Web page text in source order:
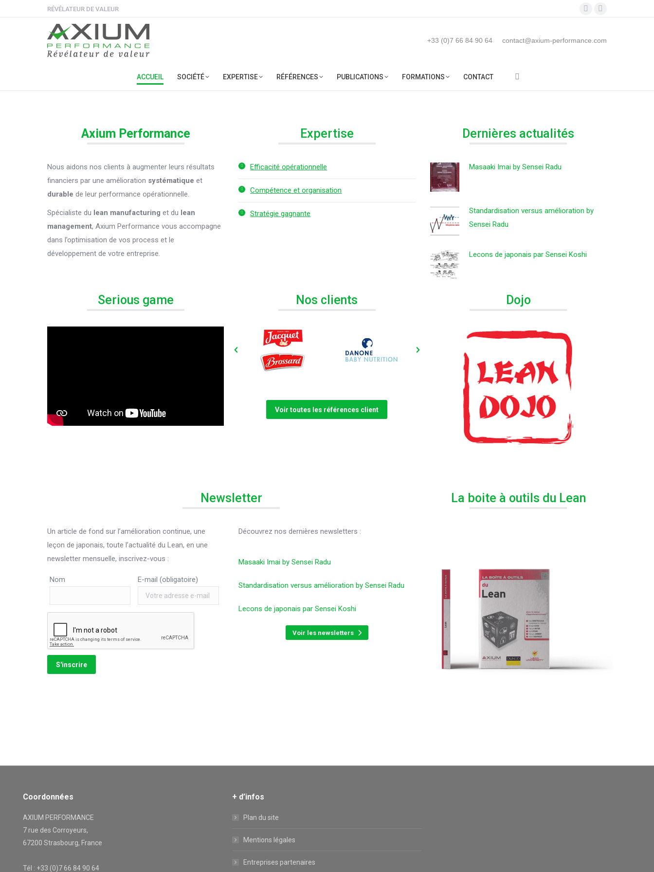
RÉVÉLATEUR DE VALEUR
opensopens
+33 (0)7 66 84 90 64 contact@axium-performance.com
ACCUEIL SOCIÉTÉ EXPERTISE RÉFÉRENCES PUBLICATIONS FORMATIONS CONTACT Search:
Axium Performance
Nous aidons nos clients à augmenter leurs résultats
financiers par une amélioration systématique et
durable de leur performance opérationnelle.
Spécialiste du lean manufacturing et du lean
management, Axium Performance vous accompagne
dans l’optimisation de vos process et le
développement de votre entreprise.
Expertise
Efficacité opérationnelle
Compétence et organisation
Stratégie gagnante
Dernières actualités
Masaaki Imai by Sensei Radu
Standardisation versus amélioration by
Sensei Radu
Lecons de japonais par Sensei Koshi
Serious game Nos clients
Voir toutes les références client
Dojo
Le Dojo
Newsletter
Un article de fond sur l’amélioration continue, une
leçon de japonais, toute l’actualité du Lean, en une
newsletter mensuelle, inscrivez-vous :
Nom E-mail (obligatoire)
Découvrez nos dernières newsletters :
Masaaki Imai by Sensei Radu
Standardisation versus amélioration by Sensei Radu
Lecons de japonais par Sensei Koshi
Voir les newsletters
La boite à outils du Lean
Coordonnées
AXIUM PERFORMANCE
7 rue des Corroyeurs,
67200 Strasbourg, France
Tél : +33 (0)7 66 84 90 64
+ d’infos
Plan du site
Mentions légales
Entreprises partenaires
Search: